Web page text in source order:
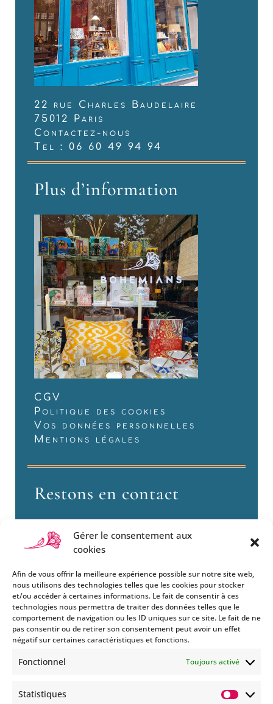
Gérer le consentement aux
cookies
Afin de vous offrir la meilleure expérience possible sur notre site web,
nous utilisons des technologies telles que les cookies pour stocker
et/ou accéder à certaines informations. Le fait de consentir à ces
technologies nous permettra de traiter des données telles que le
comportement de navigation ou les ID uniques sur ce site. Le fait de ne
pas consentir ou de retirer son consentement peut avoir un effet
négatif sur certaines caractéristiques et fonctions.
Fonctionnel Toujours activé
Statistiques
22 rue Charles Baudelaire
75012 Paris
Contactez-nous
Tel : 06 60 49 94 94
Plus d’information
CGV
Politique des cookies
Vos données personnelles
Mentions légales
Restons en contact
Si vous souhaitez être informés
des nouveautés et évènements
que nous organisons
abonnez-vous à notre
de nos MMS.